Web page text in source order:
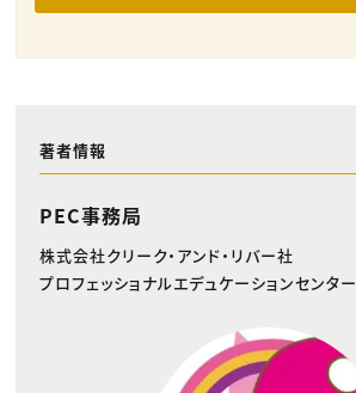
著者情報
PEC事務局
株式会社クリーク・アンド・リバー社
プロフェッショナルエデュケーションセンター